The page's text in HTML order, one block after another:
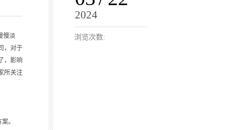
浏览次数:
2024
慢淡
，对于
，影响
所关注
。